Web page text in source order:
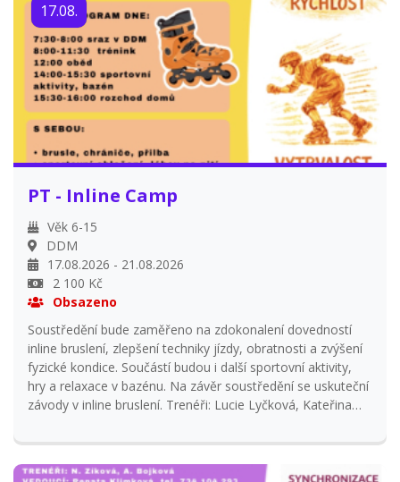
17.08.
PT - Inline Camp
Věk 6-15
DDM
17.08.2026 - 21.08.2026
2 100 Kč
Obsazeno
Soustředění bude zaměřeno na zdokonalení dovedností
inline bruslení, zlepšení techniky jízdy, obratnosti a zvýšení
fyzické kondice. Součástí budou i další sportovní aktivity,
hry a relaxace v bazénu. Na závěr soustředění se uskuteční
závody v inline bruslení. Trenéři: Lucie Lyčková, Kateřina